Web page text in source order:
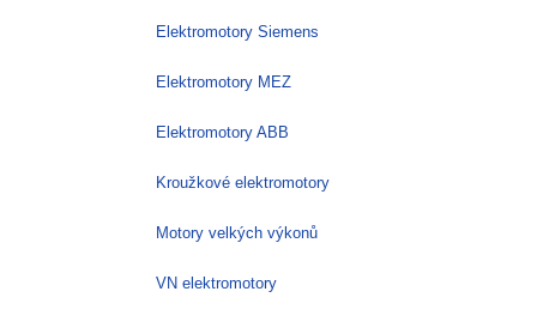
Elektromotory Siemens
Elektromotory MEZ
Elektromotory ABB
Kroužkové elektromotory
Motory velkých výkonů
VN elektromotory